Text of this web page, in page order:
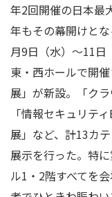
年2回開催の日本最
年もその幕開けと
月9日（水）～11日
東・西ホールで開
展」が新設。「クラ
「情報セキュリテ
展」など、計13カ
展示を行った。特
ル1・2階すべてを